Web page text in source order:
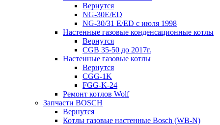
Вернутся
NG-30E/ED
NG-30/31 E/ED с июля 1998
Настенные газовые конденсационные котлы
Вернутся
CGB 35-50 до 2017г.
Настенные газовые котлы
Вернутся
CGG-1K
FGG-K-24
Ремонт котлов Wolf
Запчасти BOSCH
Вернутся
Котлы газовые настенные Bosch (WB-N)